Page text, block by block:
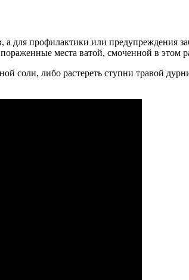
а для профилактики или предупреждения
места ватой, смоченной в этом
либо растереть ступни травой